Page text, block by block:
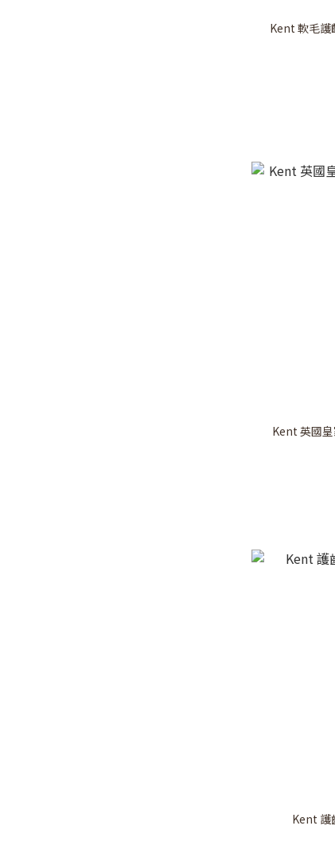
Kent 軟毛護
Kent 英國
Kent 護